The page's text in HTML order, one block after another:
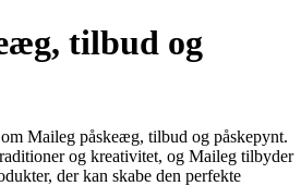
tilbud og
Maileg påskeæg, tilbud og påskepynt.
og kreativitet, og Maileg tilbyder
der kan skabe den perfekte